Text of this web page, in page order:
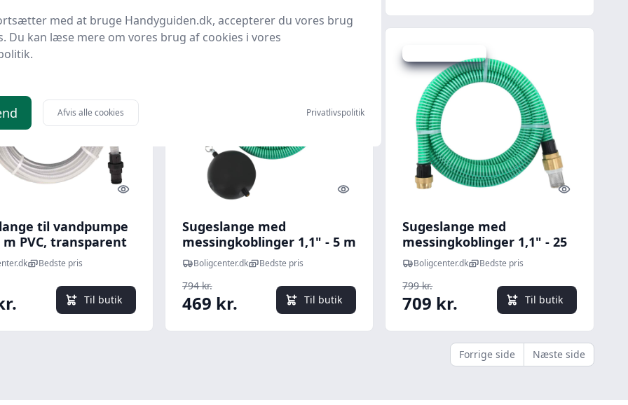
12 %
Quick look
til vandpumpe
m PVC, transparent
Bedste pris
Til butik
Quick look
Sugeslange med
messingkoblinger 1,1" - 5 m
PVC, grøn
Boligcenter.dk Bedste pris
794 kr.
469 kr. Til butik
Quick look
Sugeslange med
messingkoblinger 1,1" - 25
m PVC, grøn
Boligcenter.dk Bedste pris
799 kr.
709 kr. Til butik
Forrige side Næste side
med at bruge Handyguiden.dk, accepterer du vores brug
Du kan læse mere om vores brug af cookies i vores
Afvis alle cookies Privatlivspolitik